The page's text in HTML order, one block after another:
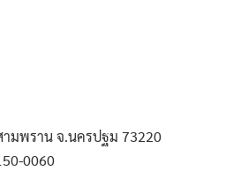
ามพราน จ.นครปฐม 73220
0060